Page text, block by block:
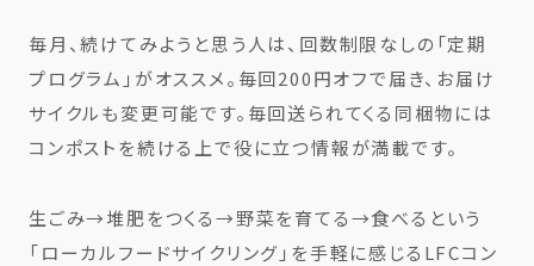
毎月、続けてみようと思う人は、回数制限なしの「定期
プログラム」がオススメ。毎回200円オフで届き、お届け
サイクルも変更可能です。毎回送られてくる同梱物には
コンポストを続ける上で役に立つ情報が満載です。
生ごみ→堆肥をつくる→野菜を育てる→食べるという
「ローカルフードサイクリング」を手軽に感じるLFCコン